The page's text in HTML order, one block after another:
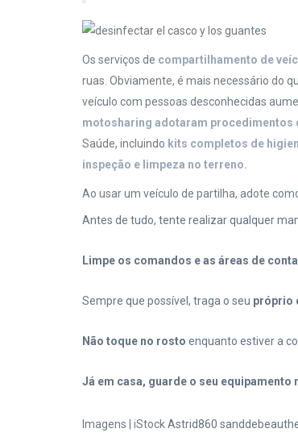
Os serviços de compartilhamento de
ruas. Obviamente, é mais necessário do
veículo com pessoas desconhecidas
motosharing adotaram procedimentos
Saúde, incluindo kits completos de
inspeção e limpeza no terreno.
Ao usar um veículo de partilha, adote
Antes de tudo, tente realizar qualquer
Limpe os comandos e as áreas de
Sempre que possível, traga o seu próprio
Não toque no rosto enquanto estiver a
Já em casa, guarde o seu
Imagens | iStockAstrid860